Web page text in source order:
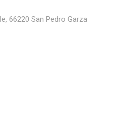
66220 San Pedro Garza